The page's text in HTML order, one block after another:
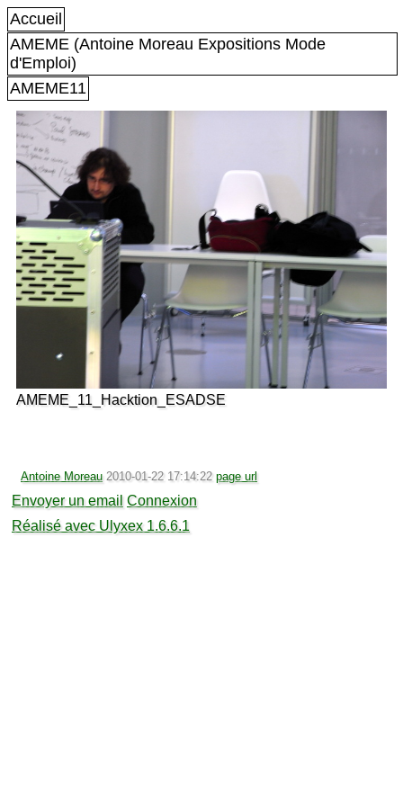
Accueil
AMEME (Antoine Moreau Expositions Mode
d'Emploi)
AMEME11
AMEME_11_Hacktion_ESADSE
Antoine Moreau 2010-01-22 17:14:22 page url
Envoyer un email Connexion
Réalisé avec Ulyxex 1.6.6.1